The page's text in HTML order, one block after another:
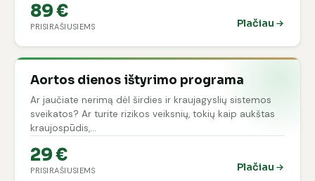
89 €
PRISIRAŠIUSIEMS Plačiau
Aortos dienos ištyrimo programa
Ar jaučiate nerimą dėl širdies ir kraujagyslių sistemos
sveikatos? Ar turite rizikos veiksnių, tokių kaip aukštas
kraujospūdis,…
29 €
PRISIRAŠIUSIEMS Plačiau